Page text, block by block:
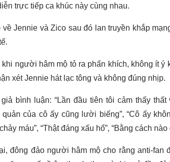
trực tiếp ca khúc này cùng nhau.
về Jennie và Zico sau đó lan truyền khắp
khi người hâm mộ tỏ ra phấn khích, không ít
xét Jennie hát lạc tông và không đúng nhịp.
giả bình luận: “Lần đầu tiên tôi cảm thấy
quản của cô ấy cũng lười biếng”, “Cô ấy
máu”, “Thật đáng xấu hổ”, “Bằng cách
đông đảo người hâm mộ cho rằng anti-fan